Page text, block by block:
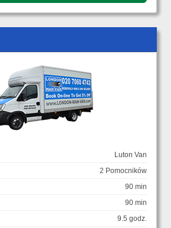
Luton Van
2 Pomocników
90 min
90 min
9.5 godz.